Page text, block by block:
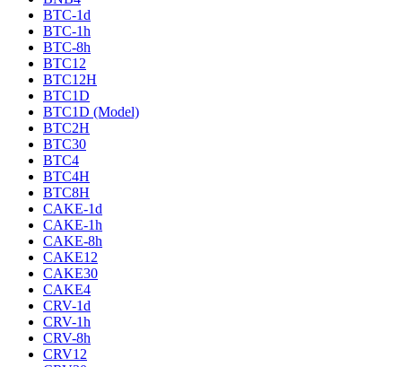
BTC-1d
BTC-1h
BTC-8h
BTC12
BTC12H
BTC1D
BTC1D (Model)
BTC2H
BTC30
BTC4
BTC4H
BTC8H
CAKE-1d
CAKE-1h
CAKE-8h
CAKE12
CAKE30
CAKE4
CRV-1d
CRV-1h
CRV-8h
CRV12